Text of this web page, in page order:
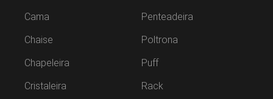
Cama
Chaise
Chapeleira
Cristaleira
Penteadeira
Poltrona
Puff
Rack